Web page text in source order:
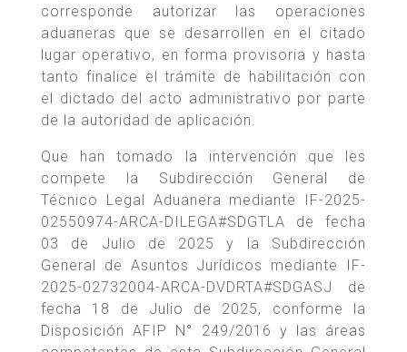
corresponde autorizar las operaciones
aduaneras que se desarrollen en el citado
lugar operativo, en forma provisoria y hasta
tanto finalice el trámite de habilitación con
el dictado del acto administrativo por parte
de la autoridad de aplicación.
Que han tomado la intervención que les
compete la Subdirección General de
Técnico Legal Aduanera mediante IF-2025-
02550974-ARCA-DILEGA#SDGTLA de fecha
03 de Julio de 2025 y la Subdirección
General de Asuntos Jurídicos mediante IF-
2025-02732004-ARCA-DVDRTA#SDGASJ de
fecha 18 de Julio de 2025, conforme la
Disposición AFIP N° 249/2016 y las áreas